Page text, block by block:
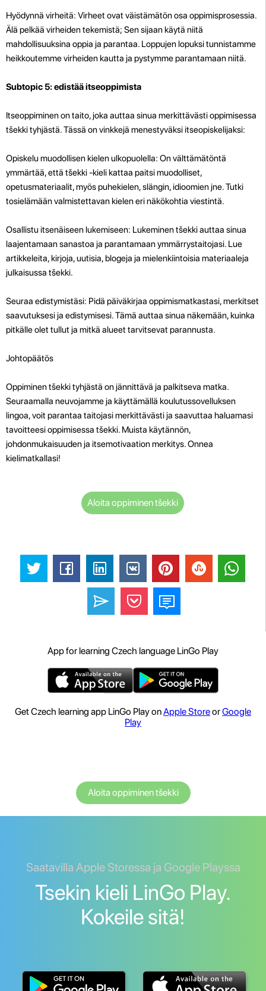
Hyödynnä virheitä: Virheet ovat väistämätön osa oppimisprosessia.
Älä pelkää virheiden tekemistä; Sen sijaan käytä niitä
mahdollisuuksina oppia ja parantaa. Loppujen lopuksi tunnistamme
heikkoutemme virheiden kautta ja pystymme parantamaan niitä.
Subtopic 5: edistää itseoppimista
Itseoppiminen on taito, joka auttaa sinua merkittävästi oppimisessa
tšekki tyhjästä. Tässä on vinkkejä menestyväksi itseopiskelijaksi:
Opiskelu muodollisen kielen ulkopuolella: On välttämätöntä
ymmärtää, että tšekki -kieli kattaa paitsi muodolliset,
opetusmateriaalit, myös puhekielen, slängin, idioomien jne. Tutki
tosielämään valmistettavan kielen eri näkökohtia viestintä.
Osallistu itsenäiseen lukemiseen: Lukeminen tšekki auttaa sinua
laajentamaan sanastoa ja parantamaan ymmärrystaitojasi. Lue
artikkeleita, kirjoja, uutisia, blogeja ja mielenkiintoisia materiaaleja
julkaisussa tšekki.
Seuraa edistymistäsi: Pidä päiväkirjaa oppimismatkastasi, merkitset
saavutuksesi ja edistymisesi. Tämä auttaa sinua näkemään, kuinka
pitkälle olet tullut ja mitkä alueet tarvitsevat parannusta.
Johtopäätös
Oppiminen tšekki tyhjästä on jännittävä ja palkitseva matka.
Seuraamalla neuvojamme ja käyttämällä koulutussovelluksen
lingoa, voit parantaa taitojasi merkittävästi ja saavuttaa haluamasi
tavoitteesi oppimisessa tšekki. Muista käytännön,
johdonmukaisuuden ja itsemotivaation merkitys. Onnea
kielimatkallasi!
Aloita oppiminen tšekki
App for learning Czech language LinGo Play
Get Czech learning app LinGo Play onApple StoreorGoogle
Play
Aloita oppiminen tšekki
Saatavilla Apple Storessa ja Google Playssa
Tsekin kieli LinGo Play.
Kokeile sitä!